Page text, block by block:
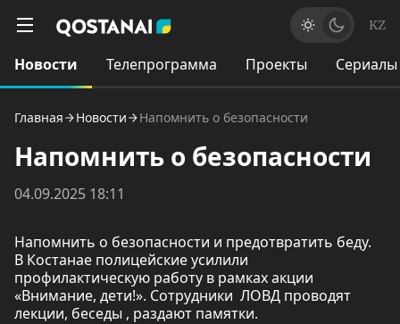
KZ
Новости Телепрограмма Проекты Сериалы
Главная Новости Напомнить о безопасности
Напомнить о безопасности
04.09.2025 18:11
Напомнить о безопасности и предотвратить беду.
В Костанае полицейские усилили
профилактическую работу в рамках акции
«Внимание, дети!». Сотрудники ЛОВД проводят
лекции, беседы , раздают памятки.